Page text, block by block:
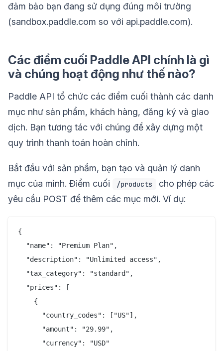
đảm bảo bạn đang sử dụng đúng môi trường
(sandbox.paddle.com so với api.paddle.com).
Các điểm cuối Paddle API chính là gì
và chúng hoạt động như thế nào?
Paddle API tổ chức các điểm cuối thành các danh
mục như sản phẩm, khách hàng, đăng ký và giao
dịch. Bạn tương tác với chúng để xây dựng một
quy trình thanh toán hoàn chỉnh.
Bắt đầu với sản phẩm, bạn tạo và quản lý danh
mục của mình. Điểm cuối
/products
cho phép các
yêu cầu POST để thêm các mục mới. Ví dụ:
{
  "name": "Premium Plan",
  "description": "Unlimited access",
  "tax_category": "standard",
  "prices": [
    {
      "country_codes": ["US"],
      "amount": "29.99",
      "currency": "USD"